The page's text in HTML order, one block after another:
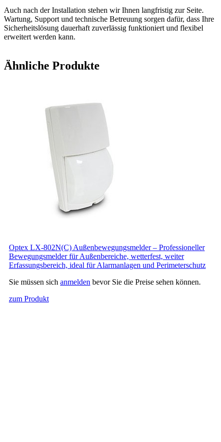
Auch nach der Installation stehen wir Ihnen langfristig zur Seite.
Wartung, Support und technische Betreuung sorgen dafür, dass Ihre
Sicherheitslösung dauerhaft zuverlässig funktioniert und flexibel
erweitert werden kann.
Ähnliche Produkte
Optex LX-802N(C) Außenbewegungsmelder – Professioneller
Bewegungsmelder für Außenbereiche, wetterfest, weiter
Erfassungsbereich, ideal für Alarmanlagen und Perimeterschutz
Sie müssen sich anmelden bevor Sie die Preise sehen können.
zum Produkt